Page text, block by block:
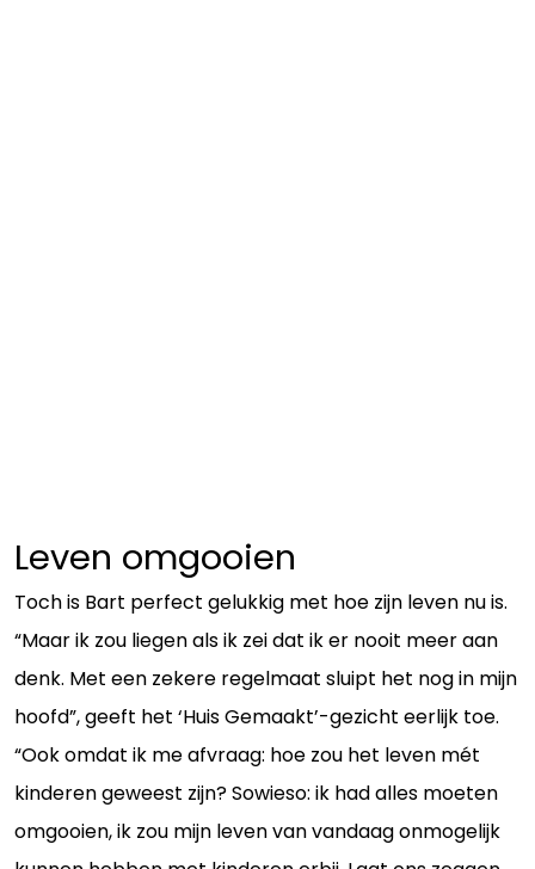
Leven omgooien
Toch is Bart perfect gelukkig met hoe zijn leven nu is.
“Maar ik zou liegen als ik zei dat ik er nooit meer aan
denk. Met een zekere regelmaat sluipt het nog in mijn
hoofd”, geeft het ‘Huis Gemaakt’-gezicht eerlijk toe.
“Ook omdat ik me afvraag: hoe zou het leven mét
kinderen geweest zijn? Sowieso: ik had alles moeten
omgooien, ik zou mijn leven van vandaag onmogelijk